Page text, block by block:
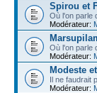
Spirou et
Où l'on parle
Modérateur:
Où l'on parle
Modérateur:
Modeste
Il ne faudrait
Modérateur: